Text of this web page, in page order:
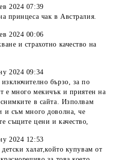
2024 07:39
принцеса чак в Австралия.
2024 00:06
и страхотно качество на
2024 09:34
бързо, за по
е много мекичък и приятен на
в сайта. Изполвам
и съм много доволна, че
същите цени и качество,
2024 12:53
халат,който купувам от